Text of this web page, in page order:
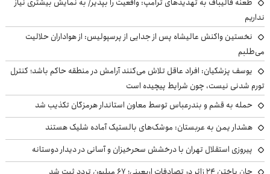
نداریم
نخستین واکنش عالیشاه پس از جدایی از پرسپولیس: از هواداران حلالیت
می‌طلبم
یوسف پزشکیان: افراد عاقل تلاش می‌کنند آرامش در منطقه حاکم باشد؛ کنترل
تورم شدنی نیست، چون شرایط پیچیده است
حمله به قشم و بندرعباس توسط معاون استاندار هرمزگان تکذیب شد
هشدار یمن به عربستان: موشک‌های بالستیک آماده شلیک هستند
پیروزی استقلال تهران با درخشش سحرخیزان و آسانی در دیدار دوستانه
جان باختن ۲۴ زائر در تصادفات اربعینی؛ ۶۷ میلیون تردد ثبت شد